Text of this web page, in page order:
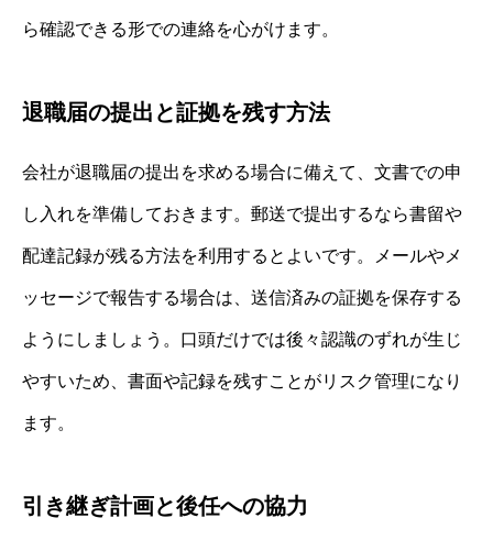
ら確認できる形での連絡を心がけます。
退職届の提出と証拠を残す方法
会社が退職届の提出を求める場合に備えて、文書での申
し入れを準備しておきます。郵送で提出するなら書留や
配達記録が残る方法を利用するとよいです。メールやメ
ッセージで報告する場合は、送信済みの証拠を保存する
ようにしましょう。口頭だけでは後々認識のずれが生じ
やすいため、書面や記録を残すことがリスク管理になり
ます。
引き継ぎ計画と後任への協力